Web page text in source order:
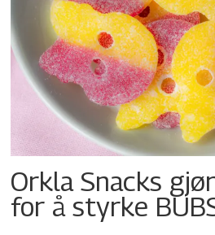
Orkla Snacks
for å styrke